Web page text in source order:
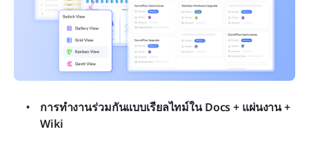
การทำงานร่วมกันแบบเรียลไทม์ใน Docs + แผ่นงาน +
Wiki